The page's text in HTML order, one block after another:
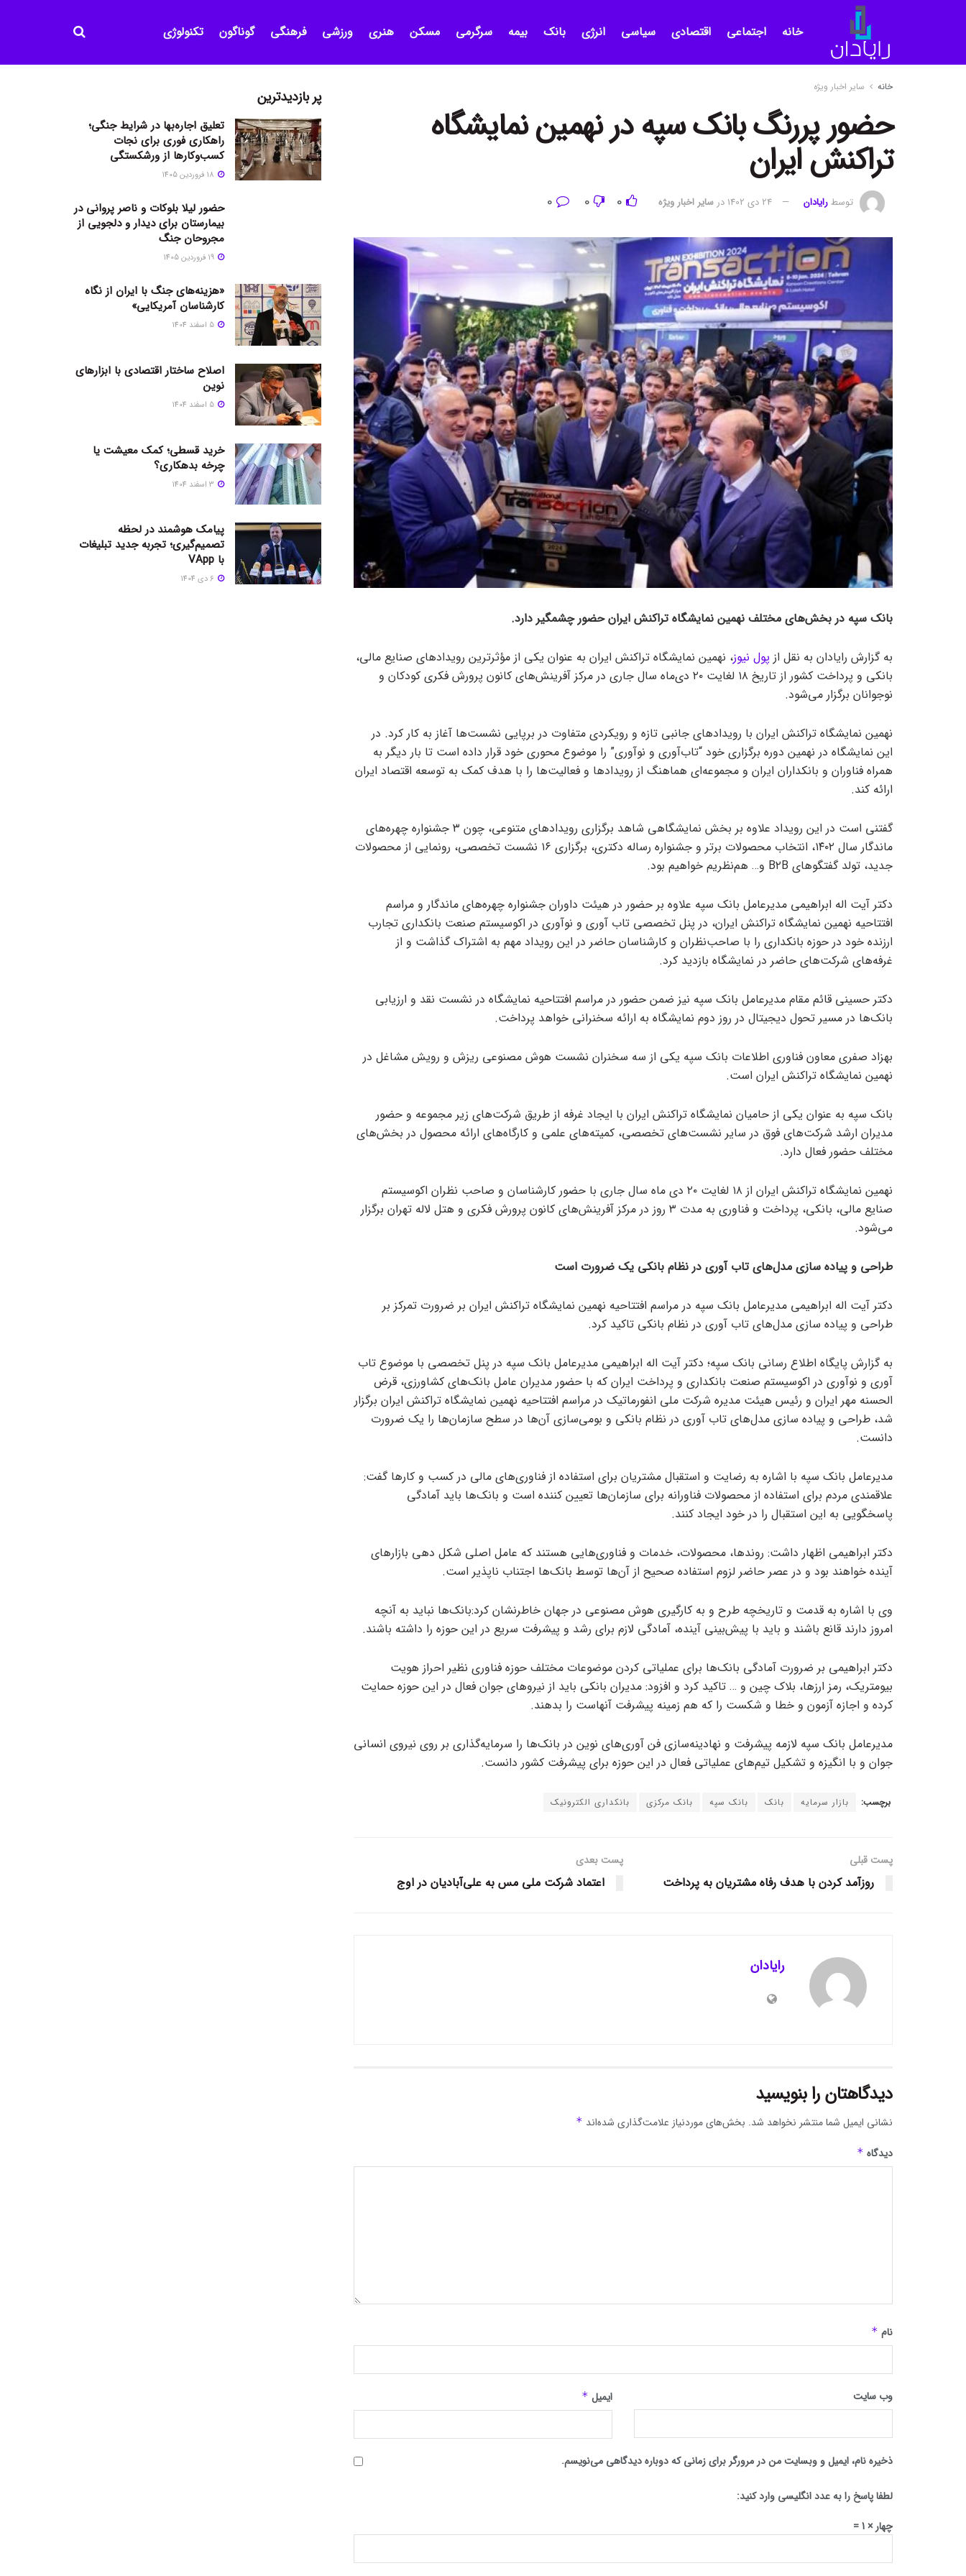
خانه اجتماعی اقتصادی سیاسی انرژی بانک بیمه سرگرمی مسکن هنری ورزشی فرهنگی گوناگون تکنولوژی
خانه سایر اخبار ویژه
حضور پررنگ بانک سپه در نهمین نمایشگاه
تراکنش ایران
توسطرایادان 24 دی 1402 در سایر اخبار ویژه 0
0
بانک سپه در بخش‌های مختلف نهمین نمایشگاه تراکنش ایران حضور چشمگیر دارد.
به گزارش رایادان به نقل از پول نیوز، نهمین نمایشگاه تراکنش ایران به عنوان یکی از مؤثرترین رویداد‌های صنایع مالی،
بانکی و پرداخت کشور از تاریخ ۱۸ لغایت ۲۰ دی‌ماه سال جاری در مرکز آفرینش‌های کانون پرورش فکری کودکان و
نوجوانان برگزار می‌شود.
نهمین نمایشگاه تراکنش ایران با رویداد‌های جانبی تازه و رویکردی متفاوت در برپایی نشست‌ها آغاز به کار کرد. در
این نمایشگاه در نهمین دوره برگزاری خود “تاب‌آوری و نوآوری” را موضوع محوری خود قرار داده است تا بار دیگر به
همراه فناوران و بانکداران ایران و مجموعه‌ای هماهنگ از رویداد‌ها و فعالیت‌ها را با هدف کمک به توسعه اقتصاد ایران
ارائه کند.
گفتنی است در این رویداد علاوه بر بخش نمایشگاهی شاهد برگزاری رویداد‌های متنوعی، چون ۳ جشنواره چهره‌های
ماندگار سال ١۴٠٢، انتخاب محصولات برتر و جشنواره رساله دکتری، برگزاری ١۶ نشست تخصصی، رونمایی از محصولات
جدید، تولد گفتگو‌های B۲B و… هم‌نظریم خواهیم بود.
دکتر آیت اله ابراهیمی مدیرعامل بانک سپه علاوه بر حضور در هیئت داوران جشنواره چهره‌های ماندگار و مراسم
افتتاحیه نهمین نمایشگاه تراکنش ایران، در پنل تخصصی تاب آوری و نوآوری در اکوسیستم صنعت بانکداری تجارب
ارزنده خود در حوزه بانکداری را با صاحب‌نظران و کارشناسان حاضر در این رویداد مهم به اشتراک گذاشت و از
غرفه‌های شرکت‌های حاضر در نمایشگاه بازدید کرد.
دکتر حسینی قائم مقام مدیرعامل بانک سپه نیز ضمن حضور در مراسم افتتاحیه نمایشگاه در نشست نقد و ارزیابی
بانک‌ها در مسیر تحول دیجیتال در روز دوم نمایشگاه به ارائه سخنرانی خواهد پرداخت.
بهزاد صفری معاون فناوری اطلاعات بانک سپه یکی از سه سخنران نشست هوش مصنوعی ریزش و رویش مشاغل در
نهمین نمایشگاه تراکنش ایران است.
بانک سپه به عنوان یکی از حامیان نمایشگاه تراکنش ایران با ایجاد غرفه از طریق شرکت‌های زیر مجموعه و حضور
مدیران ارشد شرکت‌های فوق در سایر نشست‌های تخصصی، کمیته‌های علمی و کارگاه‌های ارائه محصول در بخش‌های
مختلف حضور فعال دارد.
نهمین نمایشگاه تراکنش ایران از ۱۸ لغایت ۲۰ دی ماه سال جاری با حضور کارشناسان و صاحب نظران اکوسیستم
صنایع مالی، بانکی، پرداخت و فناوری به مدت ۳ روز در مرکز آفرینش‌های کانون پرورش فکری و هتل لاله تهران برگزار
می‌شود.
طراحی و پیاده سازی مدل‌های تاب آوری در نظام بانکی یک ضرورت است
دکتر آیت اله ابراهیمی مدیرعامل بانک سپه در مراسم افتتاحیه نهمین نمایشگاه تراکنش ایران بر ضرورت تمرکز بر
طراحی و پیاده سازی مدل‌های تاب آوری در نظام بانکی تاکید کرد.
به گزارش پایگاه اطلاع رسانی بانک سپه؛ دکتر آیت اله ابراهیمی مدیرعامل بانک سپه در پنل تخصصی با موضوع تاب
آوری و نوآوری در اکوسیستم صنعت بانکداری و پرداخت ایران که با حضور مدیران عامل بانک‌های کشاورزی، قرض
الحسنه مهر ایران و رئیس هیئت مدیره شرکت ملی انفورماتیک در مراسم افتتاحیه نهمین نمایشگاه تراکنش ایران برگزار
شد، طراحی و پیاده سازی مدل‌های تاب آوری در نظام بانکی و بومی‌سازی آن‌ها در سطح سازمان‌ها را یک ضرورت
دانست.
مدیرعامل بانک سپه با اشاره به رضایت و استقبال مشتریان برای استفاده از فناوری‌های مالی در کسب و کار‌ها گفت:
علاقمندی مردم برای استفاده از محصولات فناورانه برای سازمان‌ها تعیین کننده است و بانک‌ها باید آمادگی
پاسخگویی به این استقبال را در خود ایجاد کنند.
دکتر ابراهیمی اظهار داشت: روندها، محصولات، خدمات و فناوری‌هایی هستند که عامل اصلی شکل دهی بازار‌های
آینده خواهند بود و در عصر حاضر لزوم استفاده صحیح از آن‌ها توسط بانک‌ها اجتناب ناپذیر است.
وی با اشاره به قدمت و تاریخچه طرح و به کارگیری هوش مصنوعی در جهان خاطرنشان کرد:بانک‌ها نباید به آنچه
امروز دارند قانع باشند و باید با پیش‌بینی آینده، آمادگی لازم برای رشد و پیشرفت سریع در این حوزه را داشته باشند.
دکتر ابراهیمی بر ضرورت آمادگی بانک‌ها برای عملیاتی کردن موضوعات مختلف حوزه فناوری نظیر احراز هویت
بیومتریک، رمز ارزها، بلاک چین و … تاکید کرد و افزود: مدیران بانکی باید از نیرو‌های جوان فعال در این حوزه حمایت
کرده و اجازه آزمون و خطا و شکست را که هم زمینه پیشرفت آنهاست را بدهند.
مدیرعامل بانک سپه لازمه پیشرفت و نهادینه‌سازی فن آوری‌های نوین در بانک‌ها را سرمایه‌گذاری بر روی نیروی انسانی
جوان و با انگیزه و تشکیل تیم‌های عملیاتی فعال در این حوزه برای پیشرفت کشور دانست.
برچسب: بازار سرمایه بانک بانک سپه بانک مرکزی بانکداری الکترونیک
پست قبلی
روزآمد کردن با هدف رفاه مشتریان به پرداخت
پست بعدی
اعتماد شرکت ملی مس به علی‌آبادیان در اوج
رایادان
دیدگاهتان را بنویسید
نشانی ایمیل شما منتشر نخواهد شد. بخش‌های موردنیاز علامت‌گذاری شده‌اند *
دیدگاه *
نام *
ایمیل * وب‌ سایت
ذخیره نام، ایمیل و وبسایت من در مرورگر برای زمانی که دوباره دیدگاهی می‌نویسم.
لطفا پاسخ را به عدد انگلیسی وارد کنید:
چهار × 1 =
پر بازدیدترین
تعلیق اجاره‌بها در شرایط جنگی؛
راهکاری فوری برای نجات
کسب‌وکارها از ورشکستگی
حضور لیلا بلوکات و ناصر پروانی در
بیمارستان برای دیدار و دلجویی از
مجروحان جنگ
«هزینه‌های جنگ با ایران از نگاه
کارشناسان آمریکایی»
اصلاح ساختار اقتصادی با ابزارهای
نوین
خرید قسطی؛ کمک معیشت یا
چرخه بدهکاری؟
پیامک هوشمند در لحظه
تصمیم‌گیری؛ تجربه جدید تبلیغات
با VApp